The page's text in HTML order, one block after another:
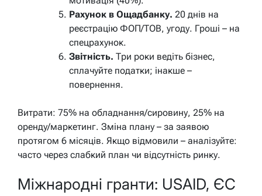
Рахунок в Ощадбанку. 20 днів на
реєстрацію ФОП/ТОВ, угоду. Гроші – на
спецрахунок.
Звітність. Три роки ведіть бізнес,
сплачуйте податки; інакше –
повернення.
Витрати: 75% на обладнання/сировину, 25% на
оренду/маркетинг. Зміна плану – за заявою
протягом 6 місяців. Якщо відмовили – аналізуйте:
часто через слабкий план чи відсутність ринку.
Міжнародні гранти: USAID, ЄС